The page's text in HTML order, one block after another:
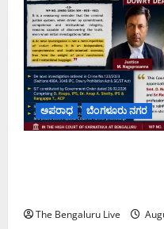
ಅಪರಾಧ ಬೆಂಗಳೂರು ನಗರ
The Bengaluru Live